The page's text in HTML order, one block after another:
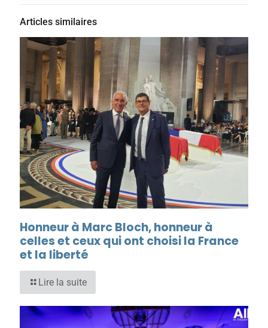
Articles similaires
Honneur à Marc Bloch, honneur à
celles et ceux qui ont choisi la France
et la liberté
Lire la suite